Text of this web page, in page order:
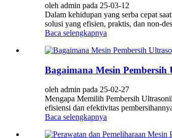
oleh admin pada 25-03-12
Dalam kehidupan yang serba cepat
solusi yang efisien, praktis, dan non-
Baca selengkapnya
Bagaimana Mesin
oleh admin pada 25-02-27
Mengapa Memilih Pembersih
efisiensi dan efektivitas
Baca selengkapnya